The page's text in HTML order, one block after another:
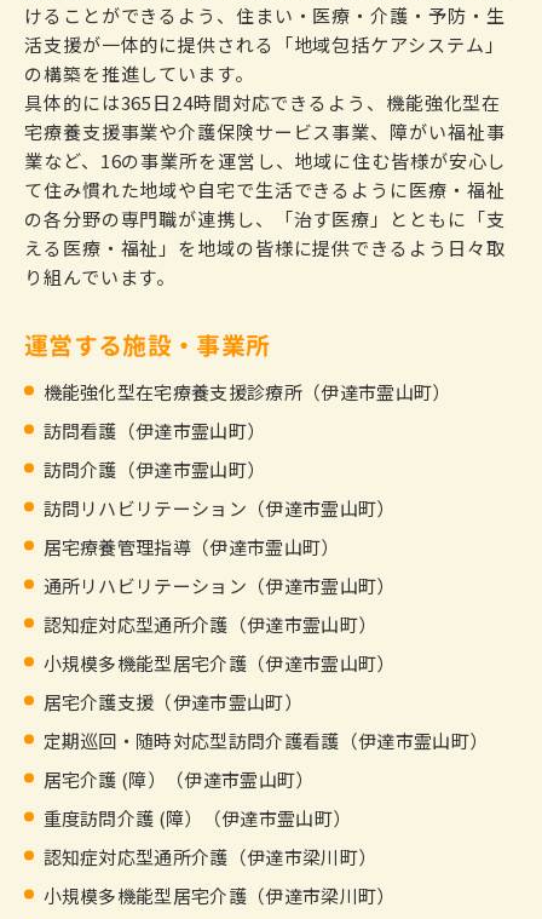
けることができるよう、住まい・医療・介護・予防・生
活支援が一体的に提供される「地域包括ケアシステム」
の構築を推進しています。
具体的には365日24時間対応できるよう、機能強化型在
宅療養支援事業や介護保険サービス事業、障がい福祉事
業など、16の事業所を運営し、地域に住む皆様が安心し
て住み慣れた地域や自宅で生活できるように医療・福祉
の各分野の専門職が連携し、「治す医療」とともに「支
える医療・福祉」を地域の皆様に提供できるよう日々取
り組んでいます。
運営する施設・事業所
機能強化型在宅療養支援診療所（伊達市霊山町）
訪問看護（伊達市霊山町）
訪問介護（伊達市霊山町）
訪問リハビリテーション（伊達市霊山町）
居宅療養管理指導（伊達市霊山町）
通所リハビリテーション（伊達市霊山町）
認知症対応型通所介護（伊達市霊山町）
小規模多機能型居宅介護（伊達市霊山町）
居宅介護支援（伊達市霊山町）
定期巡回・随時対応型訪問介護看護（伊達市霊山町）
居宅介護 (障）（伊達市霊山町）
重度訪問介護 (障）（伊達市霊山町）
認知症対応型通所介護（伊達市梁川町）
小規模多機能型居宅介護（伊達市梁川町）